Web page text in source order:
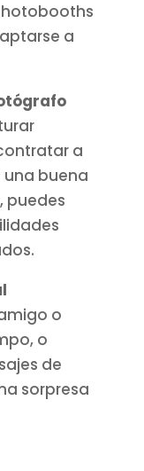
a
a
buena
puedes
o
o
de
sorpresa